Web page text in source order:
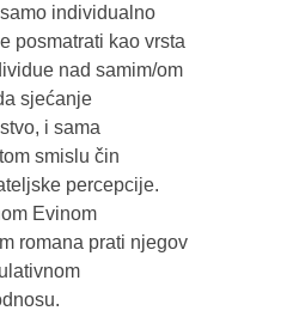
individualno
posmatrati kao vrsta
nad samim/om
sjećanje
i sama
smislu čin
percepcije.
Evinom
romana prati njegov
odnosu.